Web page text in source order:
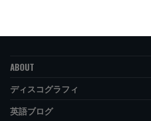
ABOUT
ディスコグラフィ
英語ブログ